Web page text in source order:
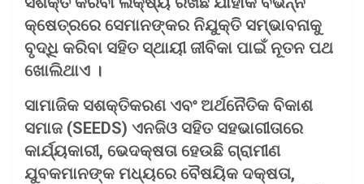
କ୍ଷେତ୍ରରେ ସେମାନଙ୍କର ନିଯୁକ୍ତି ସମ୍ଭାବନାକୁ
ବୃଦ୍ଧି କରିବା ସହିତ ସ୍ଥାୟୀ ଜୀବିକା ପାଇଁ ନୂତନ ପଥ
ଖୋଲିଥାଏ ।
ସାମାଜିକ ସଶକ୍ତିକରଣ ଏବଂ ଅର୍ଥନୈତିକ ବିକାଶ
ସମାଜ (SEEDS) ଏନଜିଓ ସହିତ ସହଭାଗୀତାରେ
କାର୍ଯ୍ୟକାରୀ, ଭେଦକ୍ଷତା ହେଉଛି ଗ୍ରାମୀଣ
ଯୁବକମାନଙ୍କ ମଧ୍ୟରେ ବୈଷୟିକ ଦକ୍ଷତା,